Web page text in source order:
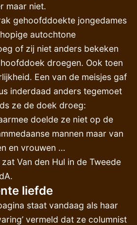
maar niet.
gehoofddoekte jongedames
autochtone
of zij niet anders bekeken
droegen. Ook toen
Een van de meisjes gaf
inderdaad anders tegemoet
ze de doek droeg:
doelde ze niet op de
mannen maar van
en vrouwen …
Van den Hul in de Tweede
liefde
staat vandaag als haar
vermeld dat ze columnist